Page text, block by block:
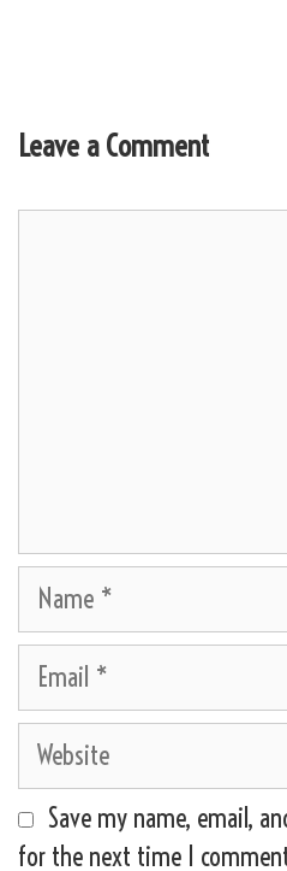
Leave a Comment
Name
Email
Website
Save my name, email,
for the next time I